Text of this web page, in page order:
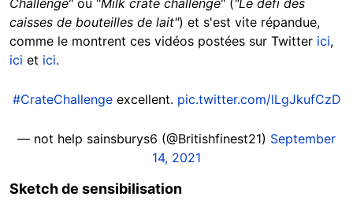
Challenge" ou "Milk crate challenge" ("Le défi des
caisses de bouteilles de lait") et s'est vite répandue,
comme le montrent ces vidéos postées sur Twitter ici,
ici et ici.
#CrateChallengeexcellent. pic.twitter.com/lLgJkufCzD
— not help sainsburys6 (@Britishfinest21) September
14, 2021
Sketch de sensibilisation